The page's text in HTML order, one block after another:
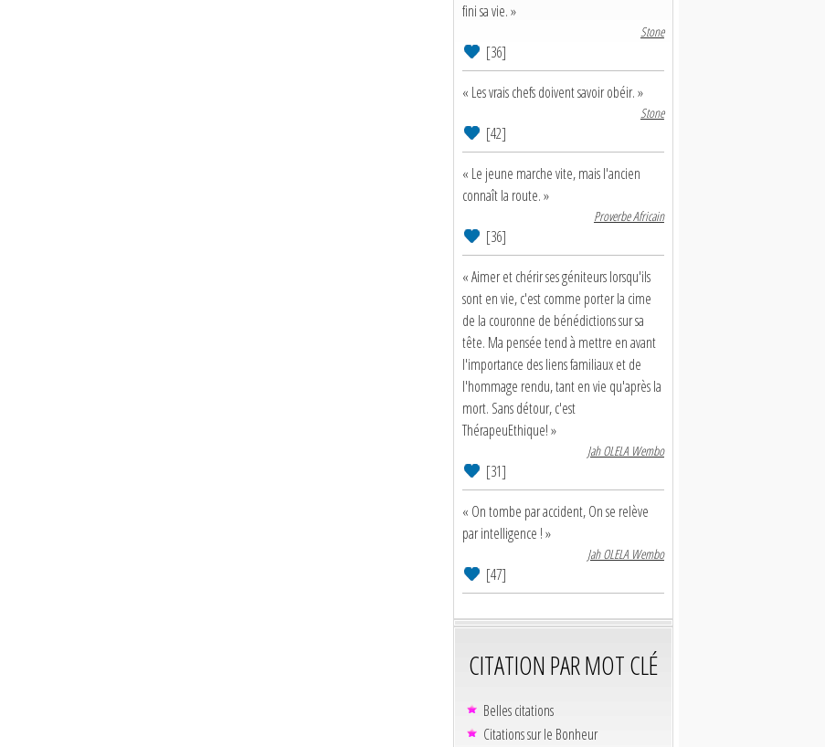
fini sa vie. »
Stone
[36]
« Les vrais chefs doivent savoir obéir. »
Stone
[42]
« Le jeune marche vite, mais l'ancien
connaît la route. »
Proverbe Africain
[36]
« Aimer et chérir ses géniteurs lorsqu'ils
sont en vie, c'est comme porter la cime
de la couronne de bénédictions sur sa
tête. Ma pensée tend à mettre en avant
l'importance des liens familiaux et de
l'hommage rendu, tant en vie qu'après la
mort. Sans détour, c'est
ThérapeuEthique! »
Jah OLELA Wembo
[31]
« On tombe par accident, On se relève
par intelligence ! »
Jah OLELA Wembo
[47]
CITATION PAR MOT CLÉ
Belles citations
Citations sur le Bonheur